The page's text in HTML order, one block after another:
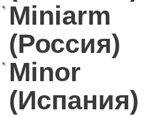
Miniarm
(Россия)
Minor
(Испания)